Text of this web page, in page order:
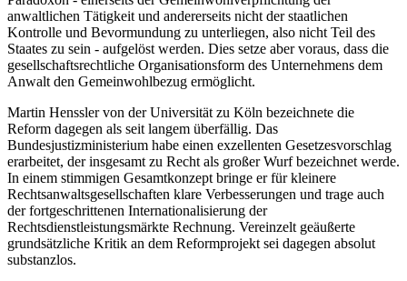
anwaltlichen Tätigkeit und andererseits nicht der staatlichen
Kontrolle und Bevormundung zu unterliegen, also nicht Teil des
Staates zu sein - aufgelöst werden. Dies setze aber voraus, dass die
gesellschaftsrechtliche Organisationsform des Unternehmens dem
Anwalt den Gemeinwohlbezug ermöglicht.
Martin Henssler von der Universität zu Köln bezeichnete die
Reform dagegen als seit langem überfällig. Das
Bundesjustizministerium habe einen exzellenten Gesetzesvorschlag
erarbeitet, der insgesamt zu Recht als großer Wurf bezeichnet werde.
In einem stimmigen Gesamtkonzept bringe er für kleinere
Rechtsanwaltsgesellschaften klare Verbesserungen und trage auch
der fortgeschrittenen Internationalisierung der
Rechtsdienstleistungsmärkte Rechnung. Vereinzelt geäußerte
grundsätzliche Kritik an dem Reformprojekt sei dagegen absolut
substanzlos.